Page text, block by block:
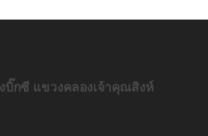
บิ๊กซี แขวงคลองเจ้าคุณสิงห์